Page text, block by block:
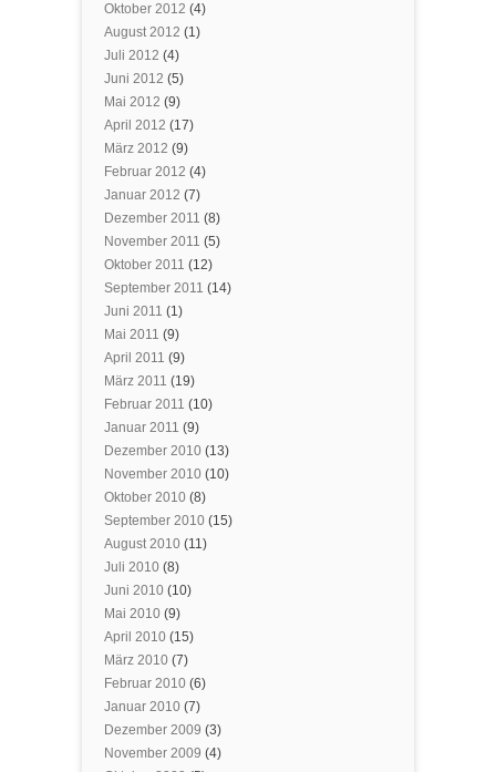
Oktober 2012 (4)
August 2012 (1)
Juli 2012 (4)
Juni 2012 (5)
Mai 2012 (9)
April 2012 (17)
März 2012 (9)
Februar 2012 (4)
Januar 2012 (7)
Dezember 2011 (8)
November 2011 (5)
Oktober 2011 (12)
September 2011 (14)
Juni 2011 (1)
Mai 2011 (9)
April 2011 (9)
März 2011 (19)
Februar 2011 (10)
Januar 2011 (9)
Dezember 2010 (13)
November 2010 (10)
Oktober 2010 (8)
September 2010 (15)
August 2010 (11)
Juli 2010 (8)
Juni 2010 (10)
Mai 2010 (9)
April 2010 (15)
März 2010 (7)
Februar 2010 (6)
Januar 2010 (7)
Dezember 2009 (3)
November 2009 (4)